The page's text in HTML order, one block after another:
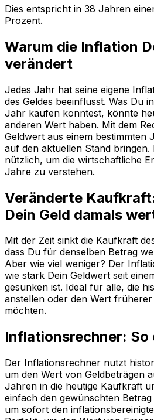
Dies entspricht in 38 Jahren
Prozent.
Warum die Inflation
verändert
Jedes Jahr hat seine eigene
des Geldes beeinflusst. Was Du
Jahr kaufen konntest, könnte
anderen Wert haben. Mit dem
Geldwert aus einem bestimmten
auf den aktuellen Stand bringen.
nützlich, um die wirtschaftliche
Jahre zu verstehen.
Veränderte
Dein Geld damals
Mit der Zeit sinkt die Kaufkraft
dass Du für denselben Betrag
Aber wie viel weniger? Der
wie stark Dein Geldwert seit
gesunken ist. Ideal für alle, die
anstellen oder den Wert
möchten.
Inflationsrechner:
Der Inflationsrechner nutzt
um den Wert von Geldbeträgen
Jahren in die heutige Kaufkraft
einfach den gewünschten
um sofort den